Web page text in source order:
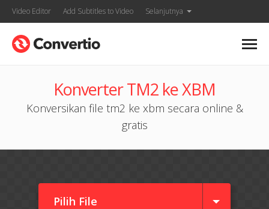
Video Editor Add Subtitles to Video Selanjutnya
Konverter TM2 ke XBM
Konversikan file tm2 ke xbm secara online &
gratis
Pilih File